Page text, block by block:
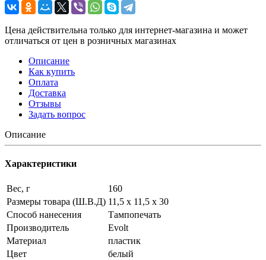
Цена действительна только для интернет-магазина и может
отличаться от цен в розничных магазинах
Описание
Как купить
Оплата
Доставка
Отзывы
Задать вопрос
Описание
Характеристики
Вес, г
160
Размеры товара (Ш.В.Д) 11,5 x 11,5 x 30
Способ нанесения
Тампопечать
Производитель
Evolt
Материал
пластик
Цвет
белый